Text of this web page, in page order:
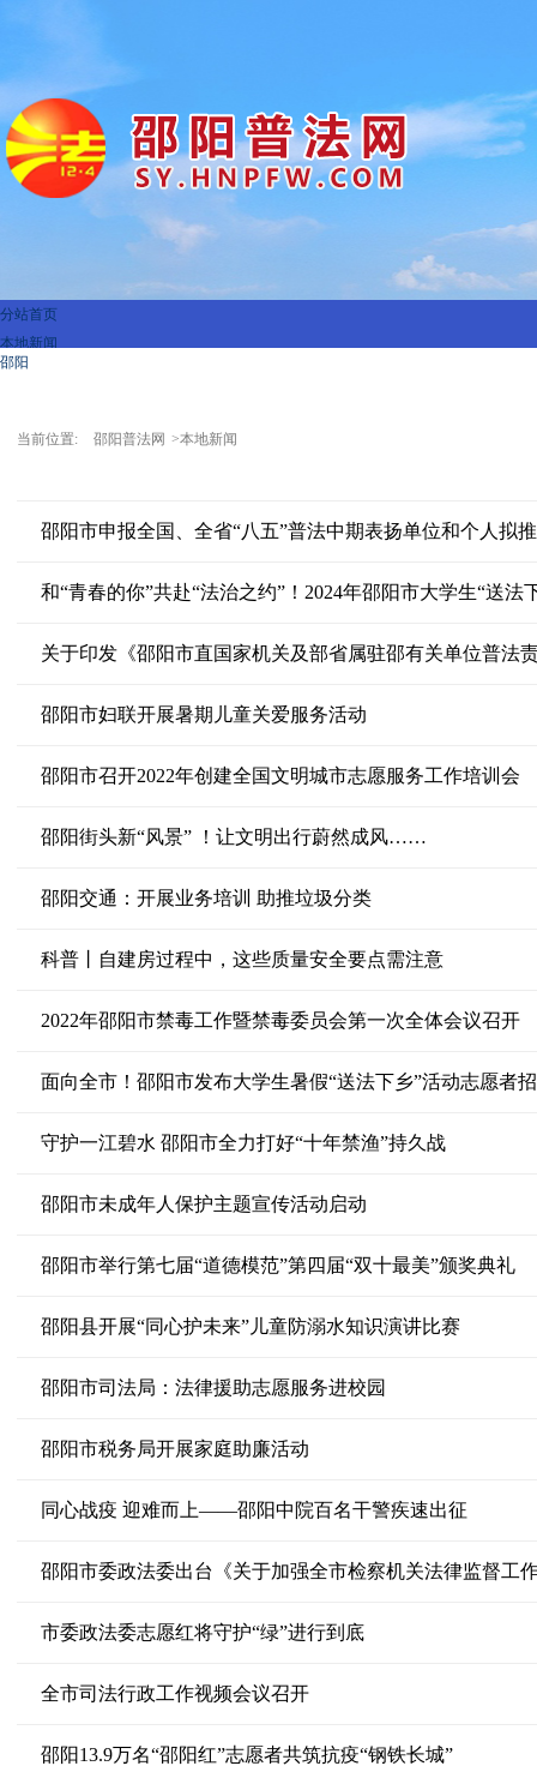
分站首页
本地新闻
县区连线
热点专题
法治文化
邵阳
北塔区
邵阳县
洞口县
新宁县
武冈市
当前位置: 邵阳普法网 >本地新闻
邵阳市申报全国、全省“八五”普法中期表扬单位和个人拟
和“青春的你”共赴“法治之约”！2024年邵阳市大学生“送法
邵阳市妇联开展暑期儿童关爱服务活动
邵阳市召开2022年创建全国文明城市志愿服务工作培训会
邵阳街头新“风景” ！让文明出行蔚然成风……
邵阳交通：开展业务培训 助推垃圾分类
科普丨自建房过程中，这些质量安全要点需注意
2022年邵阳市禁毒工作暨禁毒委员会第一次全体会议召开
面向全市！邵阳市发布大学生暑假“送法下乡”活动志愿者
守护一江碧水 邵阳市全力打好“十年禁渔”持久战
邵阳市未成年人保护主题宣传活动启动
邵阳市举行第七届“道德模范”第四届“双十最美”颁奖典礼
邵阳县开展“同心护未来”儿童防溺水知识演讲比赛
邵阳市司法局：法律援助志愿服务进校园
邵阳市税务局开展家庭助廉活动
同心战疫 迎难而上——邵阳中院百名干警疾速出征
邵阳市委政法委出台《关于加强全市检察机关法律监督工
市委政法委志愿红将守护“绿”进行到底
全市司法行政工作视频会议召开
邵阳13.9万名“邵阳红”志愿者共筑抗疫“钢铁长城”